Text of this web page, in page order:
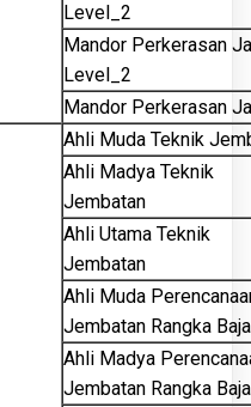
Level_2
Mandor Perkerasan
Level_2
Mandor Perkerasan
Ahli Muda Teknik
Ahli Madya Teknik
Jembatan
Ahli Utama Teknik
Jembatan
Ahli Muda
Jembatan Rangka Baja
Ahli Madya
Jembatan Rangka Baja